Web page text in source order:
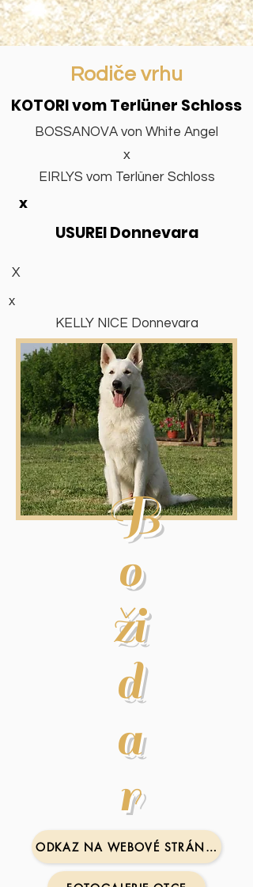
Rodiče vrhu
KOTORI vom Terlüner Schloss
BOSSANOVA von White Angel
x
EIRLYS vom Terlüner Schloss
x
USUREI Donnevara
X
x
KELLY NICE Donnevara
B
o
ži
d
a
r
ODKAZ NA WEBOVÉ STRÁNKY OTCE